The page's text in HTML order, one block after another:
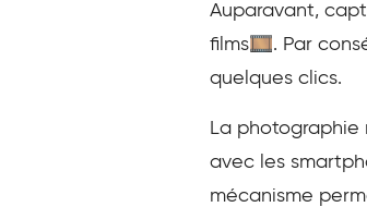
Auparavant,
films🎞️. Par
quelques clics.
La photographie
avec les
mécanisme